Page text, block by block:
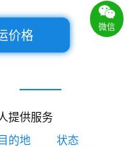
价格
提供服务
目的地 状态
微信